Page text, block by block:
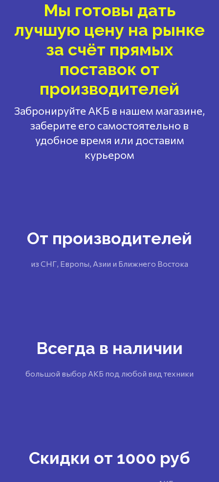
Мы готовы дать
лучшую цену на рынке
за счёт прямых
поставок от
производителей
Забронируйте АКБ в нашем магазине,
заберите его самостоятельно в
удобное время или доставим
курьером
От производителей
из СНГ, Европы, Азии и Ближнего Востока
Всегда в наличии
большой выбор АКБ под любой вид техники
Скидки от 1000 руб